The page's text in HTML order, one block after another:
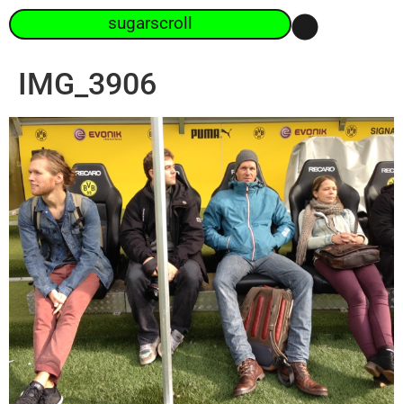
sugarscroll
IMG_3906